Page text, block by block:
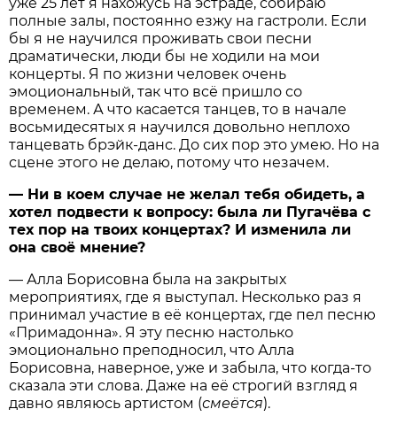
полные залы, постоянно езжу на гастроли. Если
бы я не научился проживать свои песни
драматически, люди бы не ходили на мои
концерты. Я по жизни человек очень
эмоциональный, так что всё пришло со
временем. А что касается танцев, то в начале
восьмидесятых я научился довольно неплохо
танцевать брэйк-данс. До сих пор это умею. Но на
сцене этого не делаю, потому что незачем.
— Ни в коем случае не желал тебя обидеть, а
хотел подвести к вопросу: была ли Пугачёва с
тех пор на твоих концертах? И изменила ли
она своё мнение?
— Алла Борисовна была на закрытых
мероприятиях, где я выступал. Несколько раз я
принимал участие в её концертах, где пел песню
«Примадонна». Я эту песню настолько
эмоционально преподносил, что Алла
Борисовна, наверное, уже и забыла, что когда-то
сказала эти слова. Даже на её строгий взгляд я
давно являюсь артистом (смеётся).